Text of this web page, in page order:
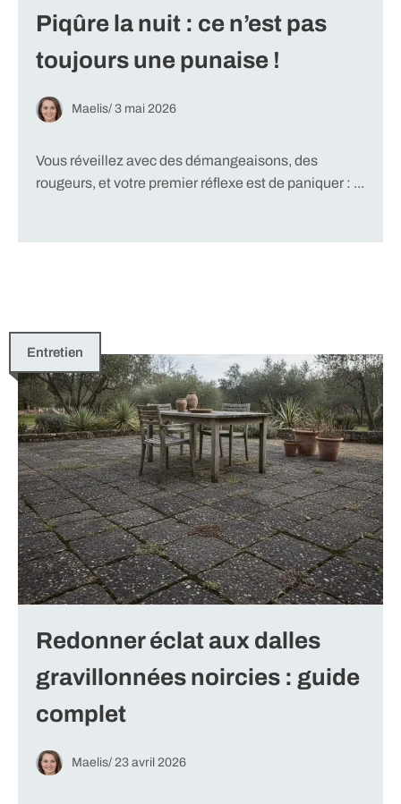
Piqûre la nuit : ce n’est pas
toujours une punaise !
Maelis/ 3 mai 2026
Vous réveillez avec des démangeaisons, des
rougeurs, et votre premier réflexe est de paniquer : ...
Entretien
Redonner éclat aux dalles
gravillonnées noircies : guide
complet
Maelis/ 23 avril 2026